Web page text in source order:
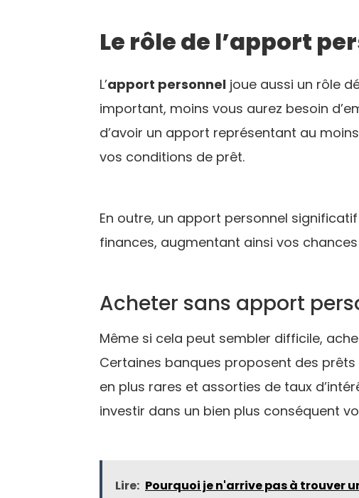
Le rôle de l’apport
L’apport personnel joue aussi un rôle
important, moins vous aurez besoin
d’avoir un apport représentant au
vos conditions de prêt.
En outre, un apport personnel
finances, augmentant ainsi vos
Acheter sans apport
Même si cela peut sembler difficile,
Certaines banques proposent des prêts
en plus rares et assorties de taux
investir dans un bien plus conséquent
Lire: Pourquoi je n'arrive pas à trouver